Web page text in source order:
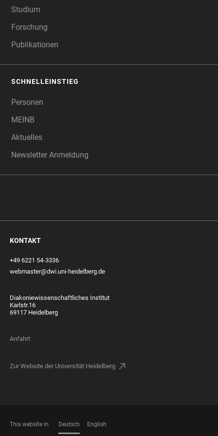
Studium
Forschung
Publikationen
SCHNELLEINSTIEG
Personen
MEINB
Aktuelles
Newsletter Anmeldung
KONTAKT
+49 6221 54-3336
webmaster@dwi.uni-heidelberg.de
Diakoniewissenschaftliches Institut
Karlstr.16
69117 Heidelberg
Anfahrt
Zur Website der Universität Heidelberg
This website in Deutsch English